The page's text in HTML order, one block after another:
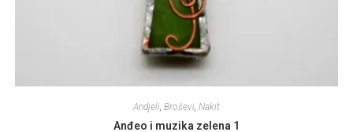
Andjeli, Broševi, Nakit
Anđeo i muzika zelena 1